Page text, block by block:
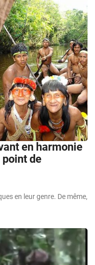
en harmonie
de
en leur genre. De même,